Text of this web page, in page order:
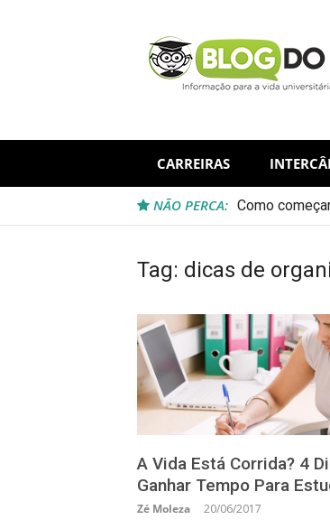
CARREIRAS
NÃO PERCA: Como
Tag: dicas de
A Vida Está Corrida? 4
Ganhar Tempo Para
Zé Moleza 20/06/2017